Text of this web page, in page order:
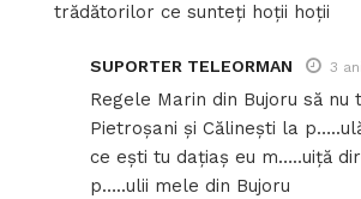
trădătorilor ce sunteți hoții hoții
SUPORTER TELEORMAN 3
Regele Marin din Bujoru să nu
Pietroșani și Călinești la
ce ești tu dațiaș eu m…..uiță
p…..ulii mele din Bujoru